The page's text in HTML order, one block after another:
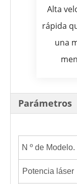
Alta
rápida
una
Parámetros
N º de Modelo.
Potencia láser